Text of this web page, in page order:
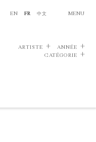
EN FR 中文 MENU
ARTISTE
ANNÉE
CATÉGORIE